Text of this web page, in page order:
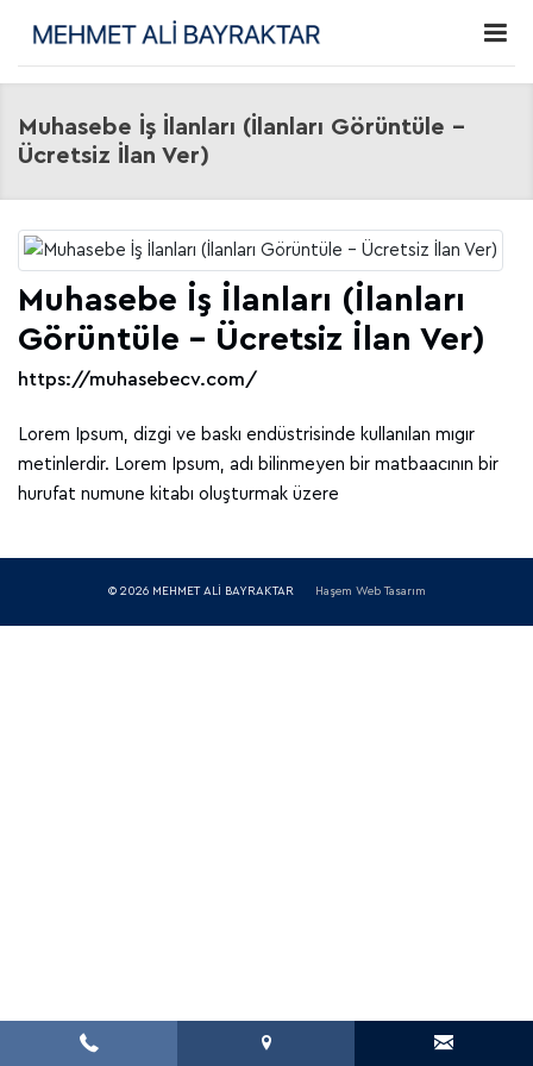
Muhasebe İş İlanları (İlanları Görüntüle -
Ücretsiz İlan Ver)
Muhasebe İş İlanları (İlanları
Görüntüle - Ücretsiz İlan Ver)
https://muhasebecv.com/
Lorem Ipsum, dizgi ve baskı endüstrisinde kullanılan mıgır
metinlerdir. Lorem Ipsum, adı bilinmeyen bir matbaacının bir
hurufat numune kitabı oluşturmak üzere
© 2026 MEHMET ALİ BAYRAKTAR Haşem Web Tasarım